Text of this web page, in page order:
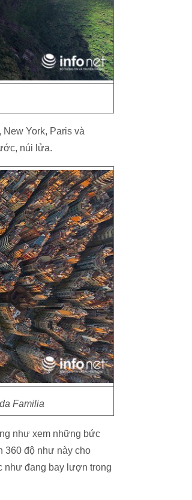
York, Paris và
núi lửa.
Familia
như xem những bức
360 độ như này cho
như đang bay lượn trong